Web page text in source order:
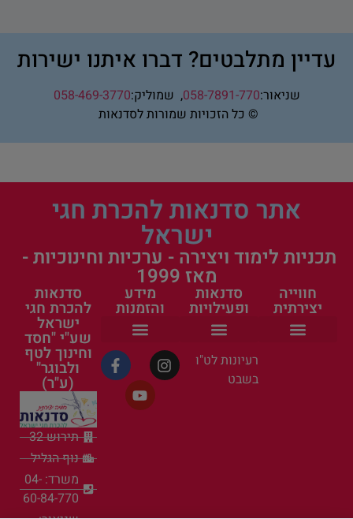
עדיין מתלבטים? דברו איתנו ישירות
שניאור:058-7891-770
, שמוליק:058-469-3770
© כל הזכויות שמורות לסדנאות
אתר סדנאות להכרת חגי
ישראל
תכניות לימוד ויצירה - ערכיות וחינוכיות -
מאז 1999
חווייה
יצירתית
סדנאות
ופעילויות
רעיונות לט"ו
בשבט
מידע
והזמנות
סדנאות
להכרת חגי
ישראל
שע"י "חסד
וחינוך לטף
ולבוגר"
(ע"ר)
תירוש 32
נוף הגליל
משרד: 04-
60-84-770